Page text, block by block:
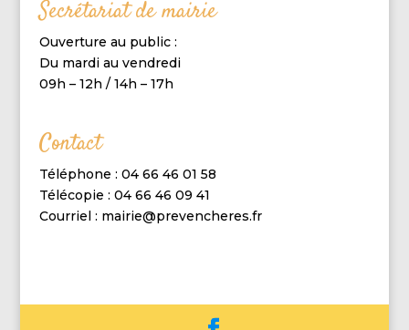
Secrétariat de mairie
Ouverture au public :
Du mardi au vendredi
09h – 12h / 14h – 17h
Contact
Téléphone : 04 66 46 01 58
Télécopie : 04 66 46 09 41
Courriel : mairie@prevencheres.fr